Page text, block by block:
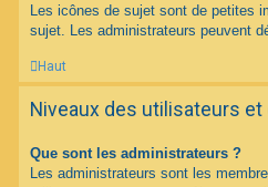
Les icônes de sujet sont de petites
sujet. Les administrateurs peuvent
Haut
Niveaux des utilisateurs
Que sont les administrateurs ?
Les administrateurs sont les